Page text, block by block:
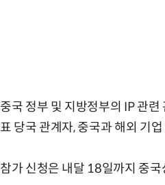
중국 정부 및 지방정부의 IP 관
표 당국 관계자, 중국과 해외 기
참가 신청은 내달 18일까지 중